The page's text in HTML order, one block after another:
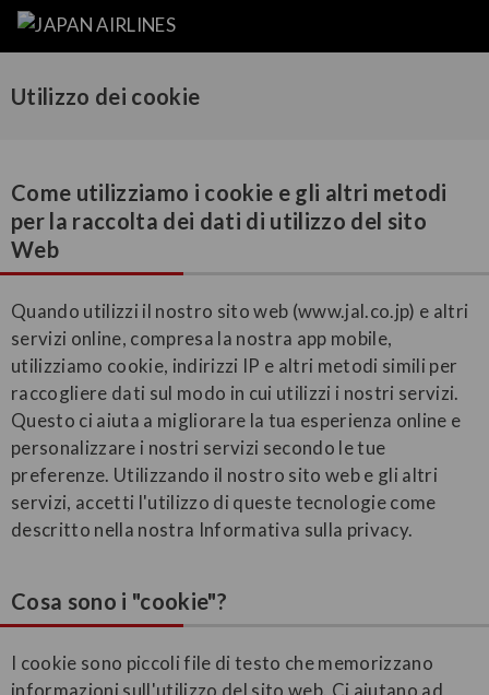
Utilizzo dei cookie
Come utilizziamo i cookie e gli altri metodi
per la raccolta dei dati di utilizzo del sito
Web
Quando utilizzi il nostro sito web (www.jal.co.jp) e altri
servizi online, compresa la nostra app mobile,
utilizziamo cookie, indirizzi IP e altri metodi simili per
raccogliere dati sul modo in cui utilizzi i nostri servizi.
Questo ci aiuta a migliorare la tua esperienza online e
personalizzare i nostri servizi secondo le tue
preferenze. Utilizzando il nostro sito web e gli altri
servizi, accetti l'utilizzo di queste tecnologie come
descritto nella nostra Informativa sulla privacy.
Cosa sono i "cookie"?
I cookie sono piccoli file di testo che memorizzano
informazioni sull'utilizzo del sito web. Ci aiutano ad